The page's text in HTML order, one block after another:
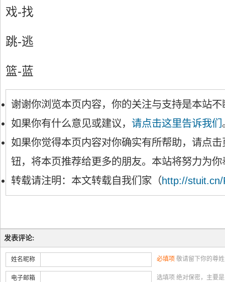
戏-找
跳-逃
篮-蓝
谢谢你浏览本页内容，你的关注与支持是本站
如果你有什么意见或建议， 请点击这里告诉我们
如果你觉得本页内容对你确实有所帮助，请点
钮，将本页推荐给更多的朋友。本站将努力为
转载请注明：本文转载自我们家（ http://
发表评论:
姓名昵称 必填项 敬请留下你的尊
电子邮箱 选填项 绝对保密，主要